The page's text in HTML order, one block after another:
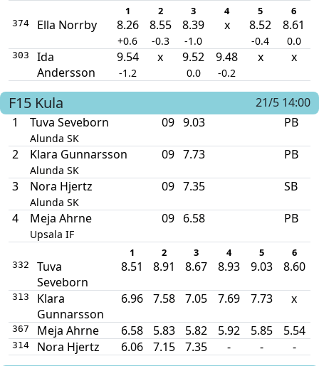
1 2 3 4 5 6
374 Ella Norrby 8.26
+0.6
8.55
-0.3
8.39
-1.0
x 8.52
-0.4
8.61
0.0
303
Ida
Andersson
9.54
-1.2
x 9.52
0.0
9.48
-0.2
x x
F15 Kula
21/5 14:00
1
Tuva Seveborn
Alunda SK
09 9.03 PB
2 Klara Gunnarsson
Alunda SK
09 7.73 PB
3 Nora Hjertz
Alunda SK
09 7.35 SB
4 Meja Ahrne
Upsala IF
09 6.58 PB
1 2 3 4 5 6
332
Tuva
Seveborn
8.51 8.91 8.67 8.93 9.03 8.60
313
Klara
Gunnarsson
6.96 7.58 7.05 7.69 7.73 x
367 Meja Ahrne 6.58 5.83 5.82 5.92 5.85 5.54
314 Nora Hjertz 6.06 7.15 7.35 - - -